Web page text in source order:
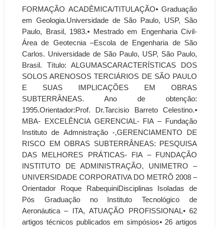
FORMAÇÃO ACADÊMICA/TITULAÇÃO⦁ Graduação
em Geologia.Universidade de São Paulo, USP, São
Paulo, Brasil, 1983.⦁ Mestrado em Engenharia Civil-
Área de Geotecnia –Escola de Engenharia de São
Carlos. Universidade de São Paulo, USP, São Paulo,
Brasil. Título: ALGUMASCARACTERÍSTICAS DOS
SOLOS ARENOSOS TERCIÁRIOS DE SÃO PAULO
E SUAS IMPLICAÇÕES EM OBRAS
SUBTERRÂNEAS. Ano de obtenção:
1995.Orientador:Prof. Dr.Tarcisio Barreto Celestino.⦁
MBA- EXCELÊNCIA GERENCIAL- FIA – Fundação
Instituto de Admnistração -,GERENCIAMENTO DE
RISCO EM OBRAS SUBTERRÂNEAS: PESQUISA
DAS MELHORES PRÁTICAS- FIA – FUNDAÇÃO
INSTITUTO DE ADMINISTRAÇÃO, UNIMETRO –
UNIVERSIDADE CORPORATIVA DO METRÔ 2008 –
Orientador Roque RabequiniDisciplinas Isoladas de
Pós Graduação no Instituto Tecnológico de
Aeronáutica – ITA, ATUAÇÃO PROFISSIONAL⦁ 62
artigos técnicos publicados em simpósios⦁ 26 artigos